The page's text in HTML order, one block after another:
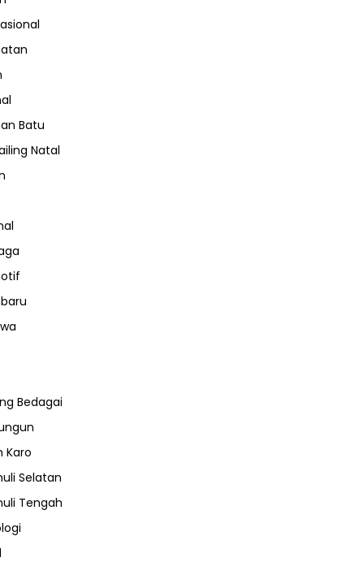
Batu
Natal
Bedagai
Karo
Selatan
Tengah